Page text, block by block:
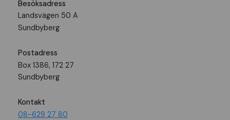
Besöksadress
Landsvägen 50 A
Sundbyberg
Postadress
Box 1386, 172 27
Sundbyberg
Kontakt
08-629 27 80